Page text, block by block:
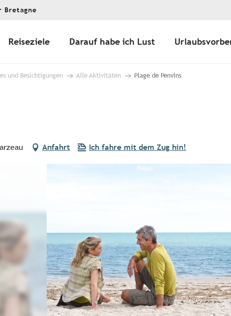
Bretagne
Reiseziele Darauf habe ich Lust
und Besichtigungen Alle Aktivitäten Plage de Penvins
Anfahrt Ich fahre mit dem Zug hin!